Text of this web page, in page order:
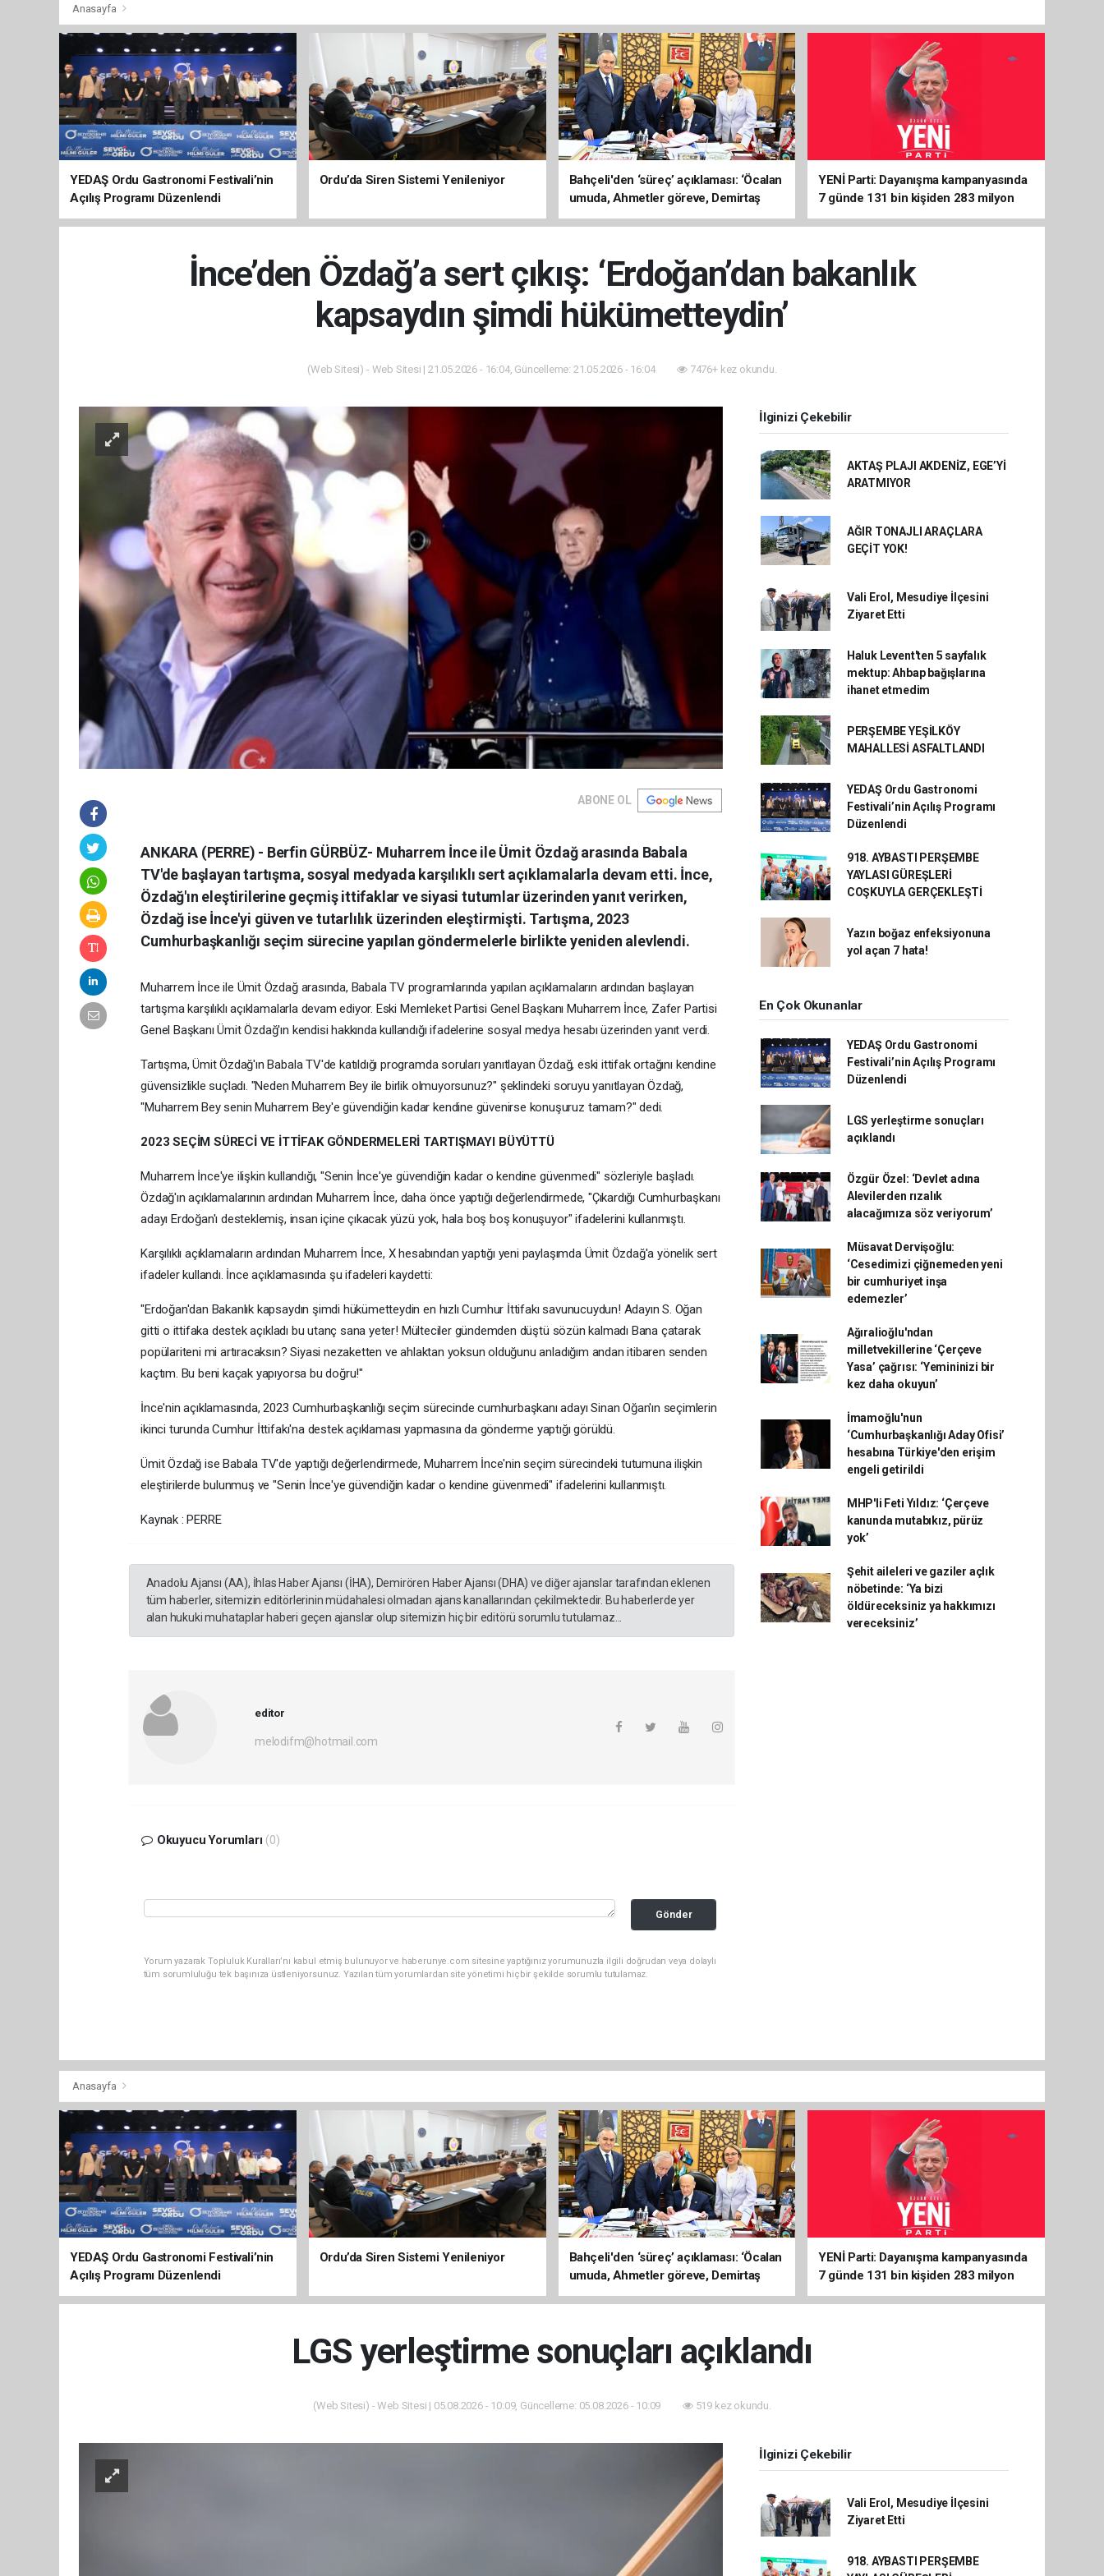
Anasayfa
YEDAŞ Ordu Gastronomi Festivali’nin
Açılış Programı Düzenlendi
Ordu’da Siren Sistemi Yenileniyor
Bahçeli'den ‘süreç’ açıklaması: ‘Öcalan
umuda, Ahmetler göreve, Demirtaş
evine dönmeli’
YENİ Parti: Dayanışma kampanyasında
7 günde 131 bin kişiden 283 milyon
liralık destek
İnce’den Özdağ’a sert çıkış: ‘Erdoğan’dan bakanlık
kapsaydın şimdi hükümetteydin’
(Web Sitesi) - Web Sitesi | 21.05.2026 - 16:04, Güncelleme: 21.05.2026 - 16:04 7476+ kez okundu.
ABONE OL
ANKARA (PERRE) - Berfin GÜRBÜZ- Muharrem İnce ile Ümit Özdağ arasında Babala
TV'de başlayan tartışma, sosyal medyada karşılıklı sert açıklamalarla devam etti. İnce,
Özdağ'ın eleştirilerine geçmiş ittifaklar ve siyasi tutumlar üzerinden yanıt verirken,
Özdağ ise İnce'yi güven ve tutarlılık üzerinden eleştirmişti. Tartışma, 2023
Cumhurbaşkanlığı seçim sürecine yapılan göndermelerle birlikte yeniden alevlendi.
Muharrem İnce ile Ümit Özdağ arasında, Babala TV programlarında yapılan açıklamaların ardından başlayan
tartışma karşılıklı açıklamalarla devam ediyor. Eski Memleket Partisi Genel Başkanı Muharrem İnce, Zafer Partisi
Genel Başkanı Ümit Özdağ'ın kendisi hakkında kullandığı ifadelerine sosyal medya hesabı üzerinden yanıt verdi.
Tartışma, Ümit Özdağ'ın Babala TV'de katıldığı programda soruları yanıtlayan Özdağ, eski ittifak ortağını kendine
güvensizlikle suçladı. "Neden Muharrem Bey ile birlik olmuyorsunuz?" şeklindeki soruyu yanıtlayan Özdağ,
"Muharrem Bey senin Muharrem Bey'e güvendiğin kadar kendine güvenirse konuşuruz tamam?" dedi.
2023 SEÇİM SÜRECİ VE İTTİFAK GÖNDERMELERİ TARTIŞMAYI BÜYÜTTÜ
Muharrem İnce'ye ilişkin kullandığı, "Senin İnce'ye güvendiğin kadar o kendine güvenmedi" sözleriyle başladı.
Özdağ'ın açıklamalarının ardından Muharrem İnce, daha önce yaptığı değerlendirmede, "Çıkardığı Cumhurbaşkanı
adayı Erdoğan'ı desteklemiş, insan içine çıkacak yüzü yok, hala boş boş konuşuyor" ifadelerini kullanmıştı.
Karşılıklı açıklamaların ardından Muharrem İnce, X hesabından yaptığı yeni paylaşımda Ümit Özdağ'a yönelik sert
ifadeler kullandı. İnce açıklamasında şu ifadeleri kaydetti:
"Erdoğan'dan Bakanlık kapsaydın şimdi hükümetteydin en hızlı Cumhur İttifakı savunucuydun! Adayın S. Oğan
gitti o ittifaka destek açıkladı bu utanç sana yeter! Mülteciler gündemden düştü sözün kalmadı Bana çatarak
popülariteni mi artıracaksın? Siyasi nezaketten ve ahlaktan yoksun olduğunu anladığım andan itibaren senden
kaçtım. Bu beni kaçak yapıyorsa bu doğru!"
İnce'nin açıklamasında, 2023 Cumhurbaşkanlığı seçim sürecinde cumhurbaşkanı adayı Sinan Oğan'ın seçimlerin
ikinci turunda Cumhur İttifakı'na destek açıklaması yapmasına da gönderme yaptığı görüldü.
Ümit Özdağ ise Babala TV'de yaptığı değerlendirmede, Muharrem İnce'nin seçim sürecindeki tutumuna ilişkin
eleştirilerde bulunmuş ve "Senin İnce'ye güvendiğin kadar o kendine güvenmedi" ifadelerini kullanmıştı.
Kaynak : PERRE
Anadolu Ajansı (AA), İhlas Haber Ajansı (İHA), Demirören Haber Ajansı (DHA) ve diğer ajanslar tarafından eklenen
tüm haberler, sitemizin editörlerinin müdahalesi olmadan ajans kanallarından çekilmektedir. Bu haberlerde yer
alan hukuki muhataplar haberi geçen ajanslar olup sitemizin hiç bir editörü sorumlu tutulamaz...
editor
melodifm@hotmail.com
Okuyucu Yorumları (0)
Gönder
Yorum yazarak Topluluk Kuralları’nı kabul etmiş bulunuyor ve haberunye.com sitesine yaptığınız yorumunuzla ilgili doğrudan veya dolaylı
tüm sorumluluğu tek başınıza üstleniyorsunuz. Yazılan tüm yorumlardan site yönetimi hiçbir şekilde sorumlu tutulamaz.
İlginizi Çekebilir
AKTAŞ PLAJI AKDENİZ, EGE’Yİ
ARATMIYOR
AĞIR TONAJLI ARAÇLARA
GEÇİT YOK!
Vali Erol, Mesudiye İlçesini
Ziyaret Etti
Haluk Levent'ten 5 sayfalık
mektup: Ahbap bağışlarına
ihanet etmedim
PERŞEMBE YEŞİLKÖY
MAHALLESİ ASFALTLANDI
YEDAŞ Ordu Gastronomi
Festivali’nin Açılış Programı
Düzenlendi
918. AYBASTI PERŞEMBE
YAYLASI GÜREŞLERİ
COŞKUYLA GERÇEKLEŞTİ
Yazın boğaz enfeksiyonuna
yol açan 7 hata!
En Çok Okunanlar
YEDAŞ Ordu Gastronomi
Festivali’nin Açılış Programı
Düzenlendi
LGS yerleştirme sonuçları
açıklandı
Özgür Özel: ‘Devlet adına
Alevilerden rızalık
alacağımıza söz veriyorum’
Müsavat Dervişoğlu:
‘Cesedimizi çiğnemeden yeni
bir cumhuriyet inşa
edemezler’
Ağıralioğlu'ndan
milletvekillerine ‘Çerçeve
Yasa’ çağrısı: ‘Yemininizi bir
kez daha okuyun’
İmamoğlu'nun
‘Cumhurbaşkanlığı Aday Ofisi’
hesabına Türkiye'den erişim
engeli getirildi
MHP'li Feti Yıldız: ‘Çerçeve
kanunda mutabıkız, pürüz
yok’
Şehit aileleri ve gaziler açlık
nöbetinde: ‘Ya bizi
öldüreceksiniz ya hakkımızı
vereceksiniz’
Anasayfa
YEDAŞ Ordu Gastronomi Festivali’nin
Açılış Programı Düzenlendi
Ordu’da Siren Sistemi Yenileniyor
Bahçeli'den ‘süreç’ açıklaması: ‘Öcalan
umuda, Ahmetler göreve, Demirtaş
evine dönmeli’
YENİ Parti: Dayanışma kampanyasında
7 günde 131 bin kişiden 283 milyon
liralık destek
LGS yerleştirme sonuçları açıklandı
(Web Sitesi) - Web Sitesi | 05.08.2026 - 10:09, Güncelleme: 05.08.2026 - 10:09 519 kez okundu.
İlginizi Çekebilir
Vali Erol, Mesudiye İlçesini
Ziyaret Etti
918. AYBASTI PERŞEMBE